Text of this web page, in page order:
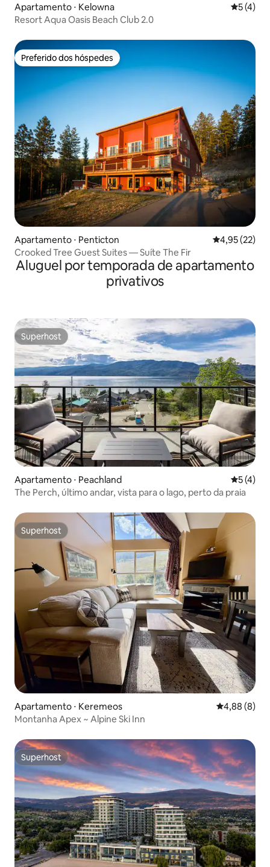
Apartamento ⋅ Kelowna 5 de
5 (4)
Resort Aqua Oasis Beach Club 2.0
Preferido dos hóspedes
Preferido dos hóspedes
Apartamento ⋅ Penticton 4,95 de uma
4,95 (22)
Crooked Tree Guest Suites — Suíte The Fir
Aluguel por temporada de apartamento
privativos
Superhost
Superhost
Apartamento ⋅ Peachland 5 de
5 (4)
The Perch, último andar, vista para o lago, perto da praia
Superhost
Superhost
Apartamento ⋅ Keremeos 4,88 de uma
4,88 (8)
Montanha Apex ~ Alpine Ski Inn
Superhost
Superhost